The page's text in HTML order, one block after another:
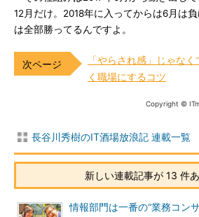
12月だけ。2018年に入ってからは6月は
は全部勝ってるんですよ。
「やらされ感」じゃな
く職場にするコツ
Copyright ©
長谷川秀樹のIT酒場放浪記 連載一覧
新しい連載記事が 13 件
情報部門は一番の“業務コン